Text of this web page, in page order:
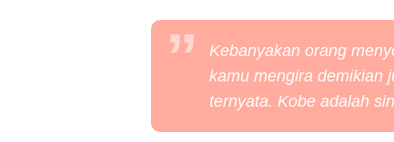
Kebanyakan orang
kamu mengira demikian
ternyata. Kobe adalah